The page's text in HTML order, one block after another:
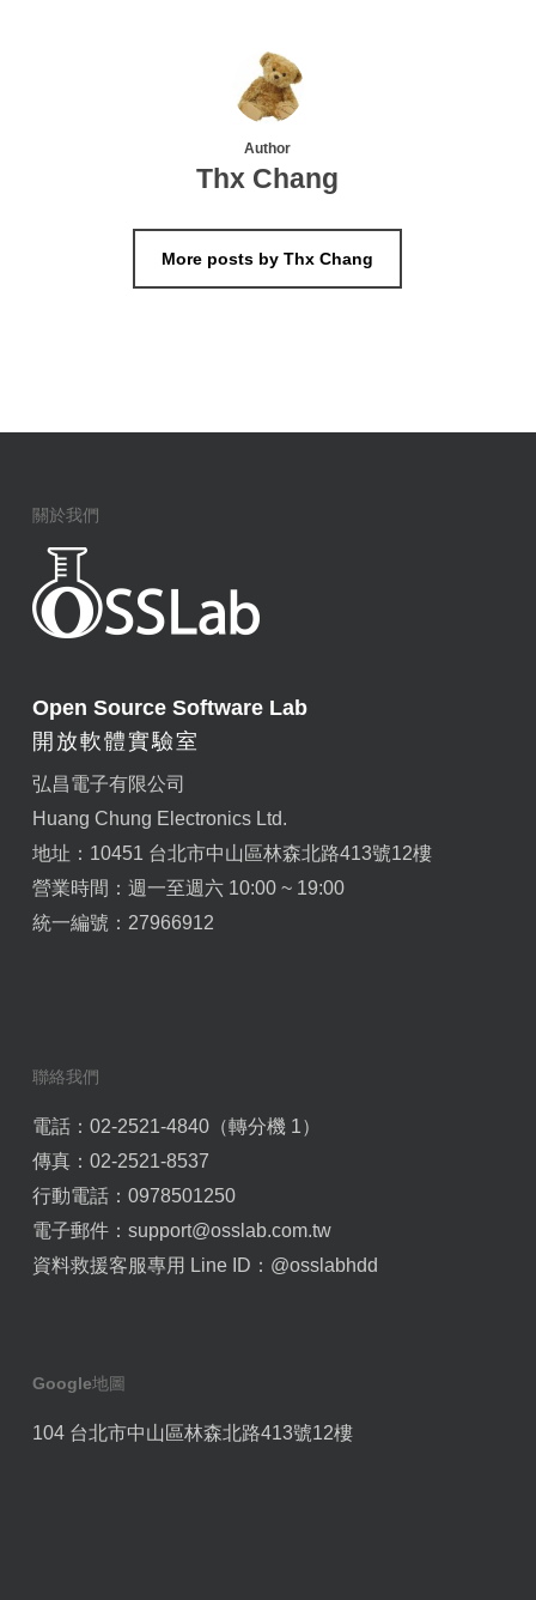
Author
Thx Chang
More posts by Thx Chang
關於我們
Open Source Software Lab
開放軟體實驗室
弘昌電子有限公司
Huang Chung Electronics Ltd.
地址：10451 台北市中山區林森北路413號12樓
營業時間：週一至週六 10:00 ~ 19:00
統一編號：27966912
聯絡我們
電話：02-2521-4840（轉分機 1）
傳真：02-2521-8537
行動電話：0978501250
電子郵件： support@osslab.com.tw
資料救援客服專用 Line ID： @osslabhdd
Google地圖
104 台北市中山區林森北路413號12樓